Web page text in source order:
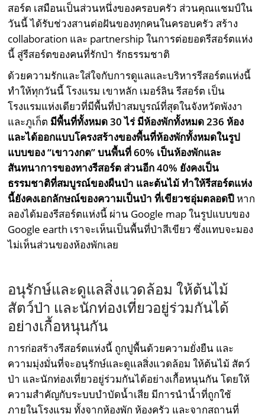
สอร์ต เสมือนเป็นส่วนหนึ่งของครอบครัว ส่วนคุณแชมป์ใน
วันนี้ ได้รับช่วงสานต่อฝันของทุกคนในครอบครัว สร้าง
collaboration และ partnership ในการต่อยอดรีสอร์ตแห่ง
นี้ สู่รีสอร์ตของคนที่รักป่า รักธรรมชาติ
ด้วยความรักและใส่ใจกับการดูแลและบริหารรีสอร์ตแห่งนี้
ทำให้ทุกวันนี้ โรงแรม เขาหลัก เมอร์ลิน รีสอร์ต เป็น
โรงแรมแห่งเดียวที่มีพื้นที่ป่าสมบูรณ์ที่สุดในจังหวัดพังงา
และภูเก็ต มีพื้นที่ทั้งหมด 30 ไร่ มีห้องพักทั้งหมด 236 ห้อง
และได้ออกแบบโครงสร้างของพื้นที่ห้องพักทั้งหมดในรูป
แบบของ “เขาวงกต” บนพื้นที่ 60% เป็นห้องพักและ
สันทนาการของทางรีสอร์ต ส่วนอีก 40% ยังคงเป็น
ธรรมชาติที่สมบูรณ์ของผืนป่า และต้นไม้ ทำให้รีสอร์ตแห่ง
นี้ยังคงเอกลักษณ์ของความเป็นป่า ที่เขียวชอุ่มตลอดปี หาก
ลองได้มองรีสอร์ตแห่งนี้ ผ่าน Google map ในรูปแบบของ
Google earth เราจะเห็นเป็นพื้นที่ป่าสีเขียว ซึ่งแทบจะมอง
ไม่เห็นส่วนของห้องพักเลย
อนุรักษ์และดูแลสิ่งแวดล้อม ให้ต้นไม้
สัตว์ป่า และนักท่องเที่ยวอยู่ร่วมกันได้
อย่างเกื้อหนุนกัน
การก่อสร้างรีสอร์ตแห่งนี้ ถูกปูพื้นด้วยความยั่งยืน และ
ความมุ่งมั่นที่จะอนุรักษ์และดูแลสิ่งแวดล้อม ให้ต้นไม้ สัตว์
ป่า และนักท่องเที่ยวอยู่ร่วมกันได้อย่างเกื้อหนุนกัน โดยให้
ความสำคัญกับระบบบำบัดน้ำเสีย มีการนำนํ้าที่ถูกใช้
ภายในโรงแรม ทั้งจากห้องพัก ห้องครัว และจากสถานที่